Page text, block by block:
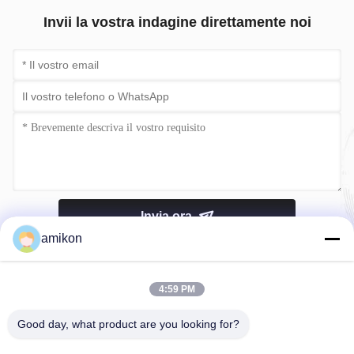
Invii la vostra indagine direttamente noi
Invia ora
amikon
4:59 PM
Good day, what product are you looking for?